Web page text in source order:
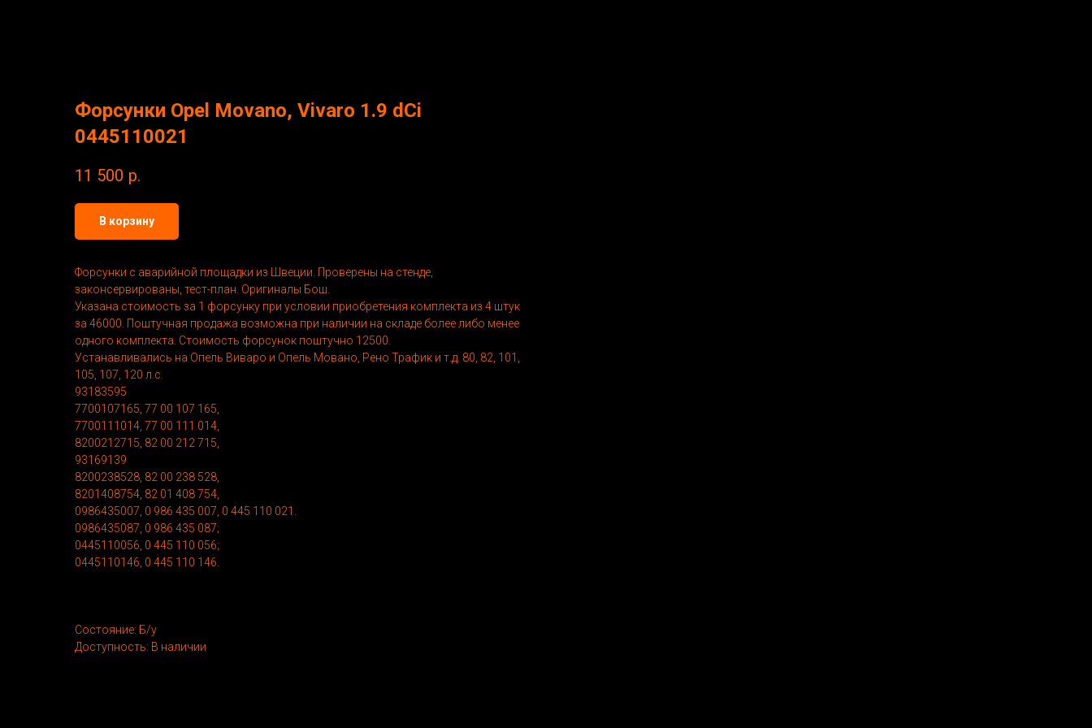
Форсунки Opel Movano, Vivaro 1.9 dCi
0445110021
11 500 р.
В корзину
Форсунки с аварийной площадки из Швеции. Проверены на стенде,
законсервированы, тест-план. Оригиналы Бош.
Указана стоимость за 1 форсунку при условии приобретения комплекта из 4 штук
за 46000. Поштучная продажа возможна при наличии на складе более либо менее
одного комплекта. Стоимость форсунок поштучно 12500.
Устанавливались на Опель Виваро и Опель Мовано, Рено Трафик и т.д. 80, 82, 101,
105, 107, 120 л.с.
93183595
7700107165, 77 00 107 165,
7700111014, 77 00 111 014,
8200212715, 82 00 212 715,
93169139
8200238528, 82 00 238 528,
8201408754, 82 01 408 754,
0986435007, 0 986 435 007, 0 445 110 021.
0986435087, 0 986 435 087;
0445110056, 0 445 110 056;
0445110146, 0 445 110 146.
Состояние: Б/у
Доступность: В наличии